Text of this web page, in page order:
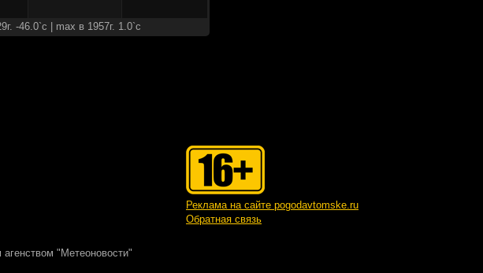
-46.0`c | max в 1957г. 1.0`c
Реклама на сайте pogodavtomske.ru
Обратная связь
"Метеоновости"